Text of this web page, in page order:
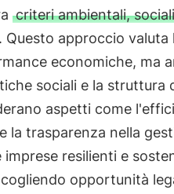
criteri ambientali,
Questo approccio valuta
economiche, ma
sociali e la struttura
aspetti come
la trasparenza nella
resilienti e
opportunità